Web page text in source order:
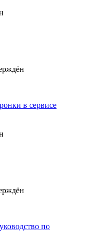
в сервисе
по